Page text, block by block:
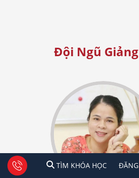
Đội Ngũ
TÌM KHÓA HỌC
1 2 Tư
TÌM KHÓA HỌC